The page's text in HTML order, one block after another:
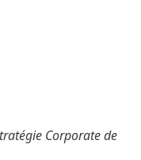
Corporate de